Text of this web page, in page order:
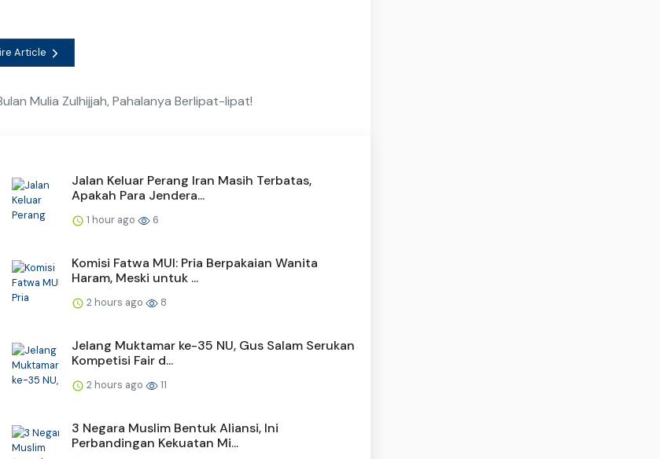
Article
Mulia Zulhijjah, Pahalanya Berlipat-lipat!
Jalan Keluar Perang Iran Masih Terbatas,
Apakah Para Jendera...
1 hour ago 6
Komisi Fatwa MUI: Pria Berpakaian Wanita
Haram, Meski untuk ...
2 hours ago 8
Jelang Muktamar ke-35 NU, Gus Salam Serukan
Kompetisi Fair d...
2 hours ago 11
3 Negara Muslim Bentuk Aliansi, Ini
Perbandingan Kekuatan Mi...